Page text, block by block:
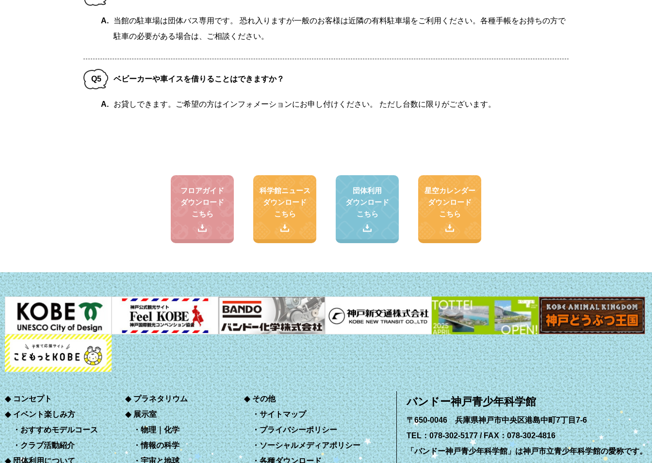
A.
当館の駐車場は団体バス専用です。 恐れ入りますが一般のお客様は近隣の有料駐車場をご利用ください。各種手帳をお持ちの方で
駐車の必要がある場合は、ご相談ください。
Q5 ベビーカーや車イスを借りることはできますか？
A. お貸しできます。ご希望の方はインフォメーションにお申し付けください。 ただし台数に限りがございます。
フロアガイド
ダウンロード
こちら
科学館ニュース
ダウンロード
こちら
団体利用
ダウンロード
こちら
星空カレンダー
ダウンロード
こちら
コンセプト
イベント楽しみ方
おすすめモデルコース
クラブ活動紹介
団体利用について
プラネタリウム
展示室
物理｜化学
情報の科学
宇宙と地球
その他
サイトマップ
プライバシーポリシー
ソーシャルメディアポリシー
各種ダウンロード
バンドー神戸青少年科学館
〒650-0046 兵庫県神戸市中央区港島中町7丁目7-6
TEL：078-302-5177 / FAX：078-302-4816
「バンドー神戸青少年科学館」は神戸市立青少年科学館の愛称です。